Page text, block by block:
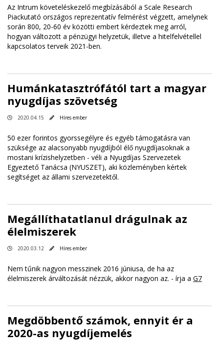
Az Intrum követeléskezelő megbízásából a Scale Research
Piackutató országos reprezentatív felmérést végzett, amelynek
során 800, 20-60 év közötti embert kérdeztek meg arról,
hogyan változott a pénzügyi helyzetük, illetve a hitelfelvétellel
kapcsolatos terveik 2021-ben.
Humánkatasztrófától tart a magyar
nyugdíjas szövetség
2020.04.15 Híres ember
50 ezer forintos gyorssegélyre és egyéb támogatásra van
szüksége az alacsonyabb nyugdíjból élő nyugdíjasoknak a
mostani krízishelyzetben - véli a Nyugdíjas Szervezetek
Egyeztető Tanácsa (NYUSZET), aki közleményben kértek
segítséget az állami szervezetektől.
Megállíthatatlanul drágulnak az
élelmiszerek
2020.03.12 Híres ember
Nem tűnik nagyon messzinek 2016 júniusa, de ha az
élelmiszerek árváltozását nézzük, akkor nagyon az. - írja a G7
Megdöbbentő számok, ennyit ér a
2020-as nyugdíjemelés